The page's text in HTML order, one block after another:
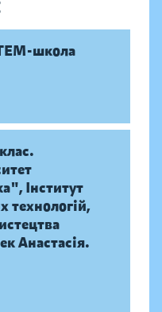
школа
Інститут
технологій,
Анастасія.